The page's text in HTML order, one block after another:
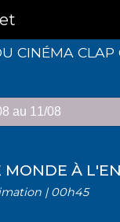
CINÉMA CLAP
MONDE À
| 00h45